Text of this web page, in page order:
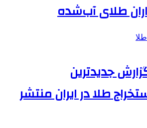
طلای آب‌شده
جدیدترین
طلا در ایران منتشر